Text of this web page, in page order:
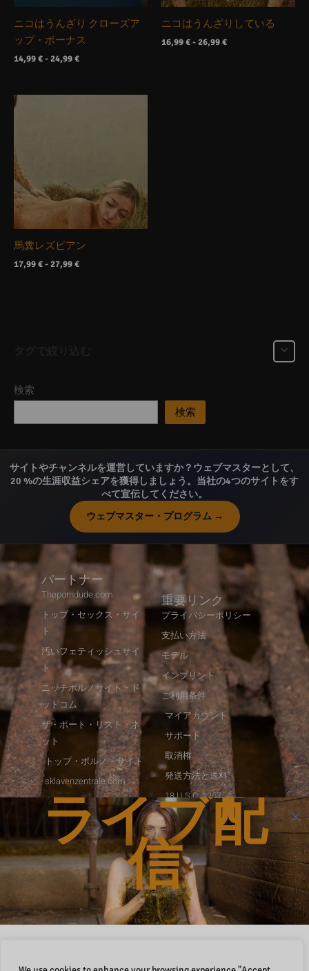
ニコはうんざり クローズア
ップ・ボーナス
14,99€-24,99€
ニコはうんざりしている
16,99€-26,99€
馬糞レズビアン
17,99€-27,99€
検索
検索
サイトやチャンネルを運営していますか？ウェブマスターとして、
20 %の生涯収益シェアを獲得しましょう。当社の4つのサイトをす
べて宣伝してください。
ウェブマスター・プログラム →
パートナー
Theporndude.com
トップ・セックス・サイ
ト
汚いフェティッシュサイ
ト
ニッチポルノサイト・ド
ットコム
ザ・ポート・リスト・ネ
ット
トップ・ポルノ・サイト
sklavenzentrale.com
変態チューブ・ドット・
コム
重要リンク
プライバシーポリシー
支払い方法
モデル
インプリント
ご利用条件
マイアカウント
サポート
取消権
発送方法と送料
18 U.S.C. 2257
NCCポリシー
アンチスパムポリシー
レポート内容
フォローする
エ
ッ
ツ
Spanish
Italian
Portuguese
ライブ配
信